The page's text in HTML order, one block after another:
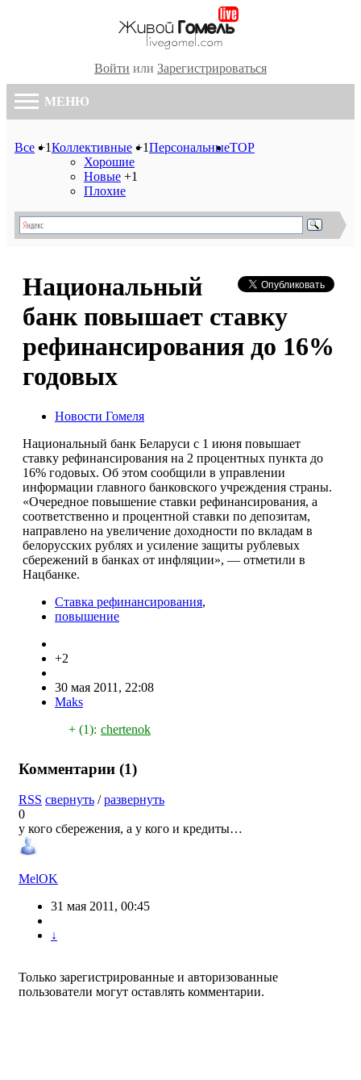
Войти или Зарегистрироваться
МЕНЮ
Все +1Коллективные +1
Хорошие
Новые +1
Плохие
ПерсональныеTOP
Национальный
банк повышает ставку
рефинансирования до 16%
годовых
Новости Гомеля
Национальный банк Беларуси с 1 июня повышает
ставку рефинансирования на 2 процентных пункта до
16% годовых. Об этом сообщили в управлении
информации главного банковского учреждения страны.
«Очередное повышение ставки рефинансирования, а
соответственно и процентной ставки по депозитам,
направлено на увеличение доходности по вкладам в
белорусских рублях и усиление защиты рублевых
сбережений в банках от инфляции», — отметили в
Нацбанке.
Ставка рефинансирования,
повышение
+2
30 мая 2011, 22:08
Maks
+ (1): chertenok
Комментарии (1)
RSS свернуть /развернуть
0
у кого сбережения, а у кого и кредиты…
MelOK
31 мая 2011, 00:45
↓
Только зарегистрированные и авторизованные
пользователи могут оставлять комментарии.